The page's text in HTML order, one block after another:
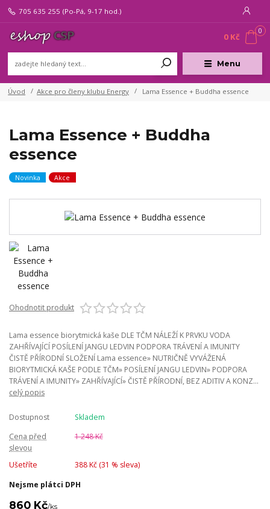
Menu
705 635 255 (Po-Pá, 9-17 hod.)
0
0 Kč
Úvod Akce pro členy klubu Energy Lama Essence + Buddha essence
Lama Essence + Buddha
essence
Novinka Akce
Ohodnotit produkt
Lama essence biorytmická kaše DLE TČM NÁLEŽÍ K PRVKU VODA
ZAHŘÍVAJÍCÍ POSÍLENÍ JANGU LEDVIN PODPORA TRÁVENÍ A IMUNITY
ČISTĚ PŘÍRODNÍ SLOŽENÍ Lama essence» NUTRIČNĚ VYVÁŽENÁ
BIORYTMICKÁ KAŠE PODLE TČM» POSÍLENÍ JANGU LEDVIN» PODPORA
TRÁVENÍ A IMUNITY» ZAHŘÍVAJÍCÍ» ČISTĚ PŘÍRODNÍ, BEZ ADITIV A KONZ...
celý popis
Dostupnost
Skladem
Cena před
slevou
1 248 Kč
Ušetříte 388 Kč (31 % sleva)
Nejsme plátci DPH
860 Kč/ks